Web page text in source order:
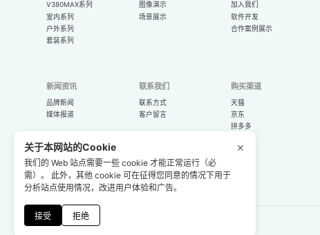
V380MAX系列
室内系列
户外系列
套装系列
图像演示
场景展示
加入我们
软件开发
合作案例展示
新闻资讯
品牌新闻
媒体报道
联系我们
联系方式
客户留言
购买渠道
天猫
京东
拼多多
下载V380App
×
关于本网站的Cookie
我们的 Web 站点需要一些 cookie 才能正常运行（必
需）。 此外，其他 cookie 可在征得您同意的情况下用于
分析站点使用情况，改进用户体验和广告。
接受 拒绝